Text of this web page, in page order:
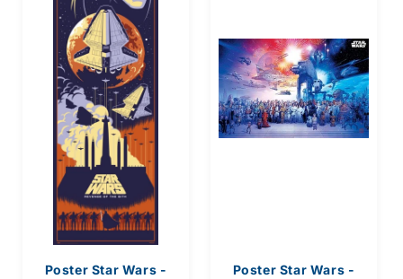
Poster Star Wars -
Poster Star Wars -